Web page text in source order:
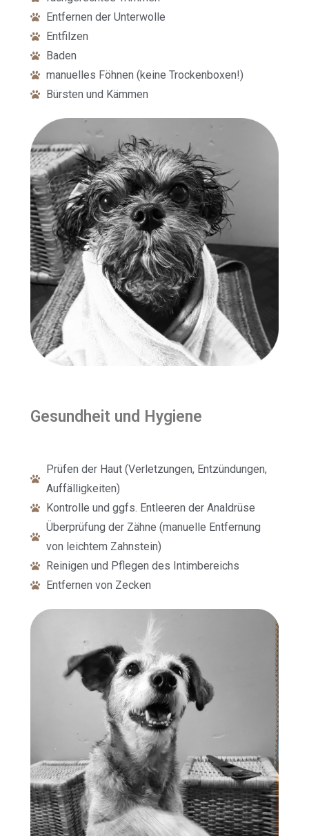
Entfernen der Unterwolle
Entfilzen
Baden
manuelles Föhnen (keine Trockenboxen!)
Bürsten und Kämmen
Gesundheit und Hygiene
Prüfen der Haut (Verletzungen, Entzündungen,
Auffälligkeiten)
Kontrolle und ggfs. Entleeren der Analdrüse
Überprüfung der Zähne (manuelle Entfernung
von leichtem Zahnstein)
Reinigen und Pflegen des Intimbereichs
Entfernen von Zecken